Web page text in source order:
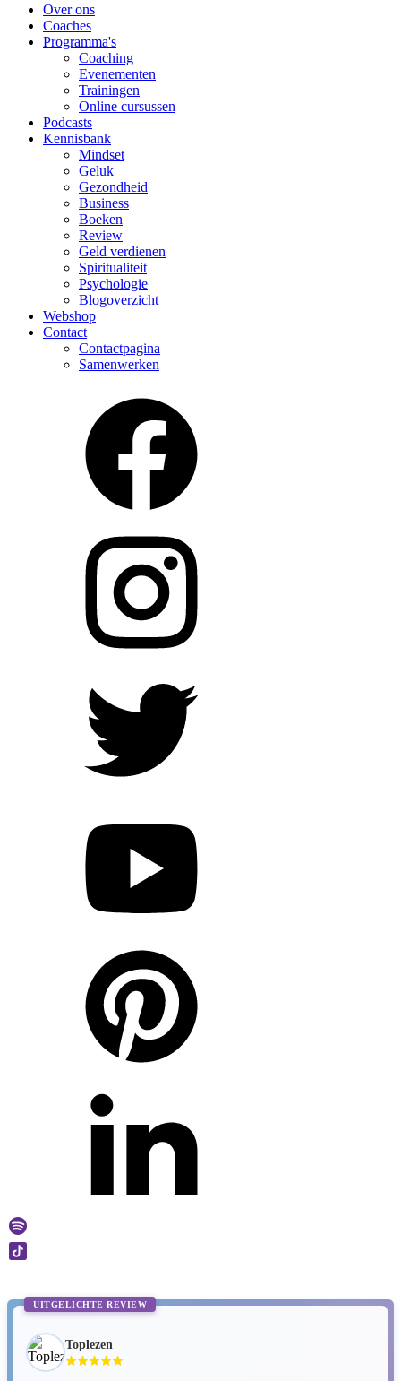
Over ons
Coaches
Programma's
Coaching
Evenementen
Trainingen
Online cursussen
Podcasts
Kennisbank
Mindset
Geluk
Gezondheid
Business
Boeken
Review
Geld verdienen
Spiritualiteit
Psychologie
Blogoverzicht
Webshop
Contact
Contactpagina
Samenwerken
UITGELICHTE REVIEW
Toplezen